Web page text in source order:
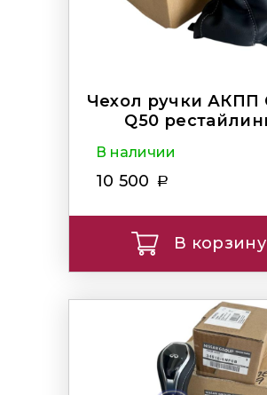
Чехол ручки АКПП
Q50
В наличии
10 500
В корзину